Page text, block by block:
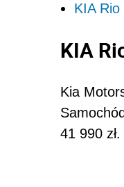
KIA
KIA
Kia
41 990